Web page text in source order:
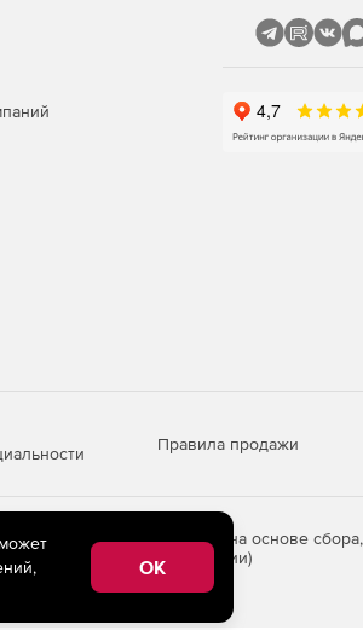
Правила продажи
информации на основе сбора,
Российской Федерации)
OK